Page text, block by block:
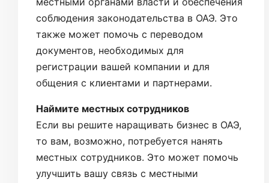
соблюдения законодательства в ОАЭ. Это
также может помочь с переводом
документов, необходимых для
регистрации вашей компании и для
общения с клиентами и партнерами.
Наймите местных сотрудников
Если вы решите наращивать бизнес в ОАЭ,
то вам, возможно, потребуется нанять
местных сотрудников. Это может помочь
улучшить вашу связь с местными